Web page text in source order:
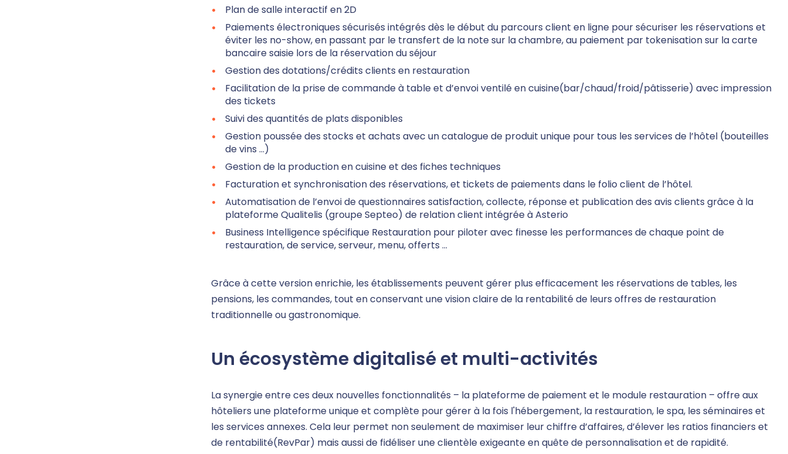
Plan de salle interactif en 2D
Paiements électroniques sécurisés intégrés dès le début du parcours client en ligne pour sécuriser les réservations et
éviter les no-show, en passant par le transfert de la note sur la chambre, au paiement par tokenisation sur la carte
bancaire saisie lors de la réservation du séjour
Gestion des dotations/crédits clients en restauration
Facilitation de la prise de commande à table et d’envoi ventilé en cuisine(bar/chaud/froid/pâtisserie) avec impression
des tickets
Suivi des quantités de plats disponibles
Gestion poussée des stocks et achats avec un catalogue de produit unique pour tous les services de l’hôtel (bouteilles
de vins ...)
Gestion de la production en cuisine et des fiches techniques
Facturation et synchronisation des réservations, et tickets de paiements dans le folio client de l’hôtel.
Automatisation de l’envoi de questionnaires satisfaction, collecte, réponse et publication des avis clients grâce à la
plateforme Qualitelis (groupe Septeo) de relation client intégrée à Asterio
Business Intelligence spécifique Restauration pour piloter avec finesse les performances de chaque point de
restauration, de service, serveur, menu, offerts ...
Grâce à cette version enrichie, les établissements peuvent gérer plus efficacement les réservations de tables, les
pensions, les commandes, tout en conservant une vision claire de la rentabilité de leurs offres de restauration
traditionnelle ou gastronomique.
Un écosystème digitalisé et multi-activités
La synergie entre ces deux nouvelles fonctionnalités – la plateforme de paiement et le module restauration – offre aux
hôteliers une plateforme unique et complète pour gérer à la fois l'hébergement, la restauration, le spa, les séminaires et
les services annexes. Cela leur permet non seulement de maximiser leur chiffre d’affaires, d’élever les ratios financiers et
de rentabilité(RevPar) mais aussi de fidéliser une clientèle exigeante en quête de personnalisation et de rapidité.